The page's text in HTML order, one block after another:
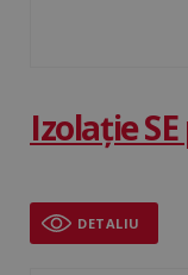
Izolație
DETALIU